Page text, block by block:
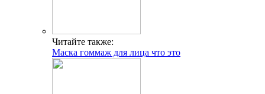
Читайте также:
Маска гоммаж для лица что это